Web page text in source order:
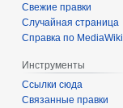
Свежие правки
Случайная страница
Справка по MediaWiki
Инструменты
Ссылки сюда
Связанные правки